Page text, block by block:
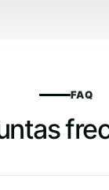
FAQ